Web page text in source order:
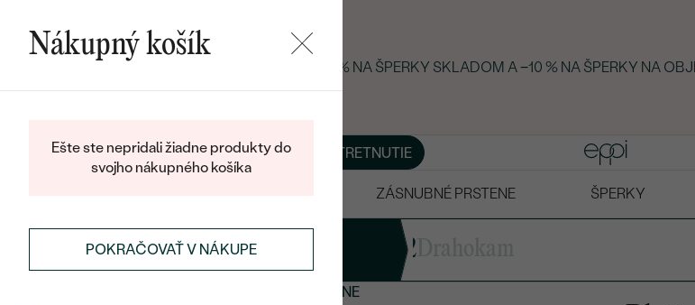
LETNÝ BLACK FRIDAY: −25 % NA ŠPERKY SKLADOM A −10 % NA ŠPERKY NA
BLOGŠPERKY NA MIERU DOHODNÚŤ STRETNUTIE
ZÁSNUBNÉ PRSTENE ŠPERKY
2
PLATINOVÉ ZÁSNUBNÉ PRSTENE
Nákupný košík
Ešte ste nepridali žiadne produkty do
svojho nákupného košíka
POKRAČOVAŤ V NÁKUPE